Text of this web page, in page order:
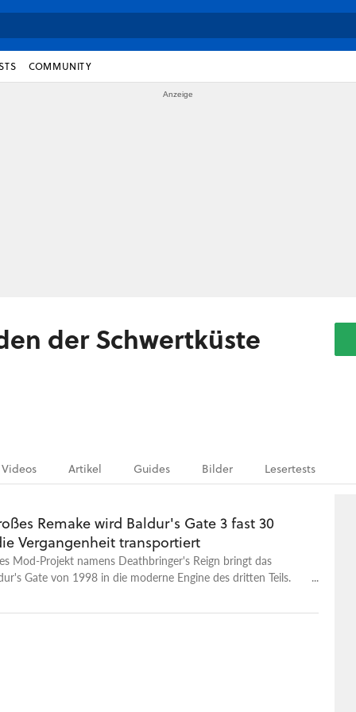
COMMUNITY
der Schwertküste
Videos Artikel Guides Bilder Lesertests
Remake wird Baldur's Gate 3 fast 30
Vergangenheit transportiert
Mod-Projekt namens Deathbringer's Reign bringt das
Gate von 1998 in die moderne Engine des dritten Teils.